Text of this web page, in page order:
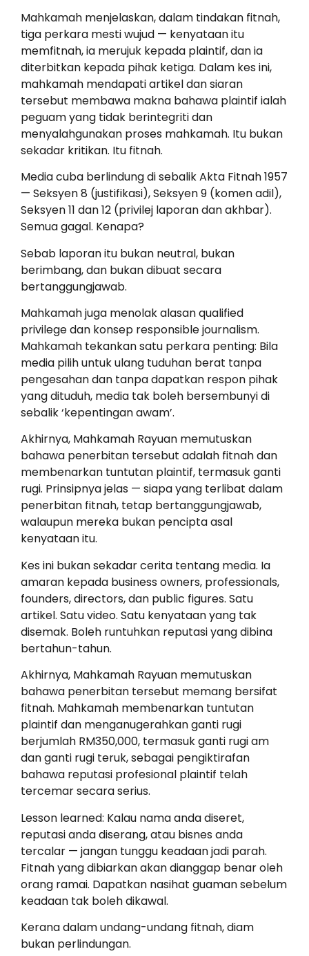
Mahkamah menjelaskan, dalam tindakan fitnah,
tiga perkara mesti wujud — kenyataan itu
memfitnah, ia merujuk kepada plaintif, dan ia
diterbitkan kepada pihak ketiga. Dalam kes ini,
mahkamah mendapati artikel dan siaran
tersebut membawa makna bahawa plaintif ialah
peguam yang tidak berintegriti dan
menyalahgunakan proses mahkamah. Itu bukan
sekadar kritikan. Itu fitnah.
Media cuba berlindung di sebalik Akta Fitnah 1957
— Seksyen 8 (justifikasi), Seksyen 9 (komen adil),
Seksyen 11 dan 12 (privilej laporan dan akhbar).
Semua gagal. Kenapa?
Sebab laporan itu bukan neutral, bukan
berimbang, dan bukan dibuat secara
bertanggungjawab.
Mahkamah juga menolak alasan qualified
privilege dan konsep responsible journalism.
Mahkamah tekankan satu perkara penting: Bila
media pilih untuk ulang tuduhan berat tanpa
pengesahan dan tanpa dapatkan respon pihak
yang dituduh, media tak boleh bersembunyi di
sebalik ‘kepentingan awam’.
Akhirnya, Mahkamah Rayuan memutuskan
bahawa penerbitan tersebut adalah fitnah dan
membenarkan tuntutan plaintif, termasuk ganti
rugi. Prinsipnya jelas — siapa yang terlibat dalam
penerbitan fitnah, tetap bertanggungjawab,
walaupun mereka bukan pencipta asal
kenyataan itu.
Kes ini bukan sekadar cerita tentang media. Ia
amaran kepada business owners, professionals,
founders, directors, dan public figures. Satu
artikel. Satu video. Satu kenyataan yang tak
disemak. Boleh runtuhkan reputasi yang dibina
bertahun-tahun.
Akhirnya, Mahkamah Rayuan memutuskan
bahawa penerbitan tersebut memang bersifat
fitnah. Mahkamah membenarkan tuntutan
plaintif dan menganugerahkan ganti rugi
berjumlah RM350,000, termasuk ganti rugi am
dan ganti rugi teruk, sebagai pengiktirafan
bahawa reputasi profesional plaintif telah
tercemar secara serius.
Lesson learned: Kalau nama anda diseret,
reputasi anda diserang, atau bisnes anda
tercalar — jangan tunggu keadaan jadi parah.
Fitnah yang dibiarkan akan dianggap benar oleh
orang ramai. Dapatkan nasihat guaman sebelum
keadaan tak boleh dikawal.
Kerana dalam undang-undang fitnah, diam
bukan perlindungan.